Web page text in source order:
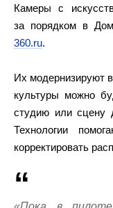
Камеры с
за порядком в
360.ru.
Их модернизируют
культуры можно
студию или сцену
Технологии
корректировать